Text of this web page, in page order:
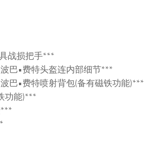
战损把手***
巴•费特头盔连内部细节***
巴•费特喷射背包(备有磁铁功能)***
功能)***